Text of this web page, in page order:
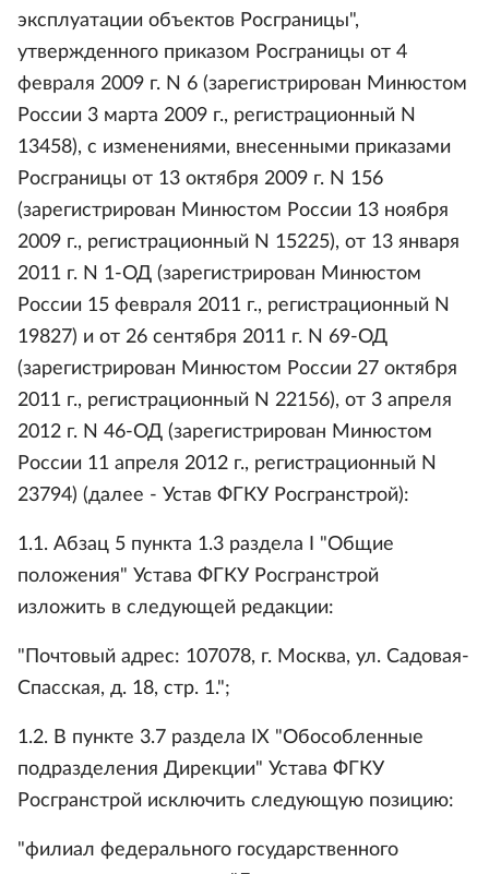
эксплуатации объектов Росграницы",
утвержденного приказом Росграницы от 4
февраля 2009 г. N 6 (зарегистрирован Минюстом
России 3 марта 2009 г., регистрационный N
13458), с изменениями, внесенными приказами
Росграницы от 13 октября 2009 г. N 156
(зарегистрирован Минюстом России 13 ноября
2009 г., регистрационный N 15225), от 13 января
2011 г. N 1-ОД (зарегистрирован Минюстом
России 15 февраля 2011 г., регистрационный N
19827) и от 26 сентября 2011 г. N 69-ОД
(зарегистрирован Минюстом России 27 октября
2011 г., регистрационный N 22156), от 3 апреля
2012 г. N 46-ОД (зарегистрирован Минюстом
России 11 апреля 2012 г., регистрационный N
23794) (далее - Устав ФГКУ Росгранстрой):
1.1. Абзац 5 пункта 1.3 раздела I "Общие
положения" Устава ФГКУ Росгранстрой
изложить в следующей редакции:
"Почтовый адрес: 107078, г. Москва, ул. Садовая-
Спасская, д. 18, стр. 1.";
1.2. В пункте 3.7 раздела IX "Обособленные
подразделения Дирекции" Устава ФГКУ
Росгранстрой исключить следующую позицию:
"филиал федерального государственного